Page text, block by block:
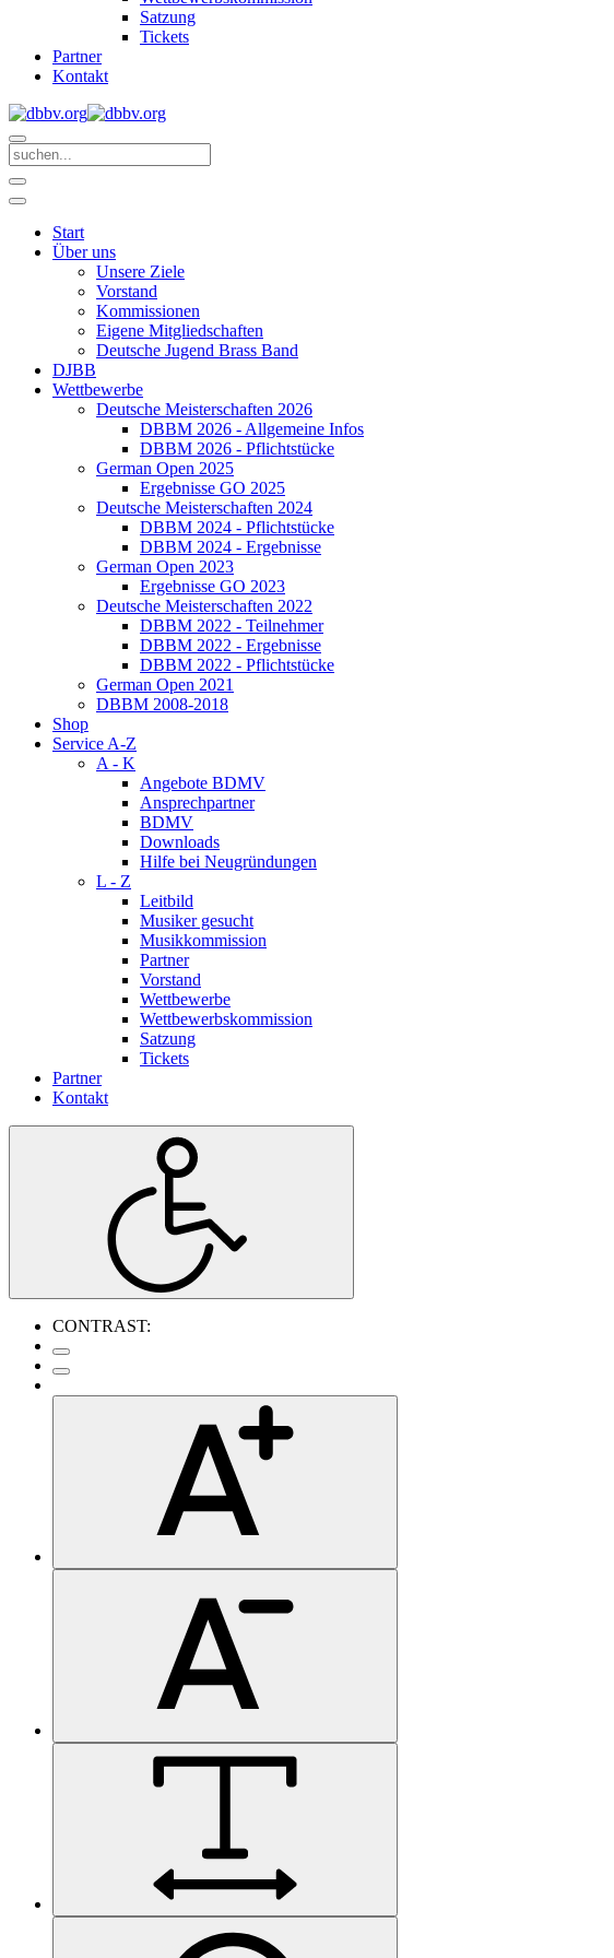
Satzung
Tickets
Partner
Kontakt
Start
Über uns
Unsere Ziele
Vorstand
Kommissionen
Eigene Mitgliedschaften
Deutsche Jugend Brass Band
DJBB
Wettbewerbe
Deutsche Meisterschaften 2026
DBBM 2026 - Allgemeine Infos
DBBM 2026 - Pflichtstücke
German Open 2025
Ergebnisse GO 2025
Deutsche Meisterschaften 2024
DBBM 2024 - Pflichtstücke
DBBM 2024 - Ergebnisse
German Open 2023
Ergebnisse GO 2023
Deutsche Meisterschaften 2022
DBBM 2022 - Teilnehmer
DBBM 2022 - Ergebnisse
DBBM 2022 - Pflichtstücke
German Open 2021
DBBM 2008-2018
Shop
Service A-Z
A - K
Angebote BDMV
Ansprechpartner
BDMV
Downloads
Hilfe bei Neugründungen
L - Z
Leitbild
Musiker gesucht
Musikkommission
Partner
Vorstand
Wettbewerbe
Wettbewerbskommission
Satzung
Tickets
Partner
Kontakt
CONTRAST: